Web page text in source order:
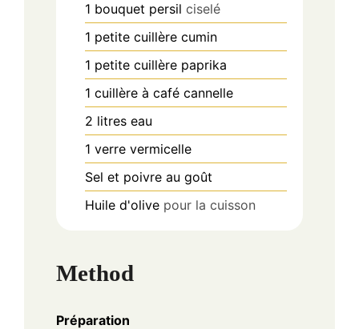
1 bouquet persil ciselé
1 petite cuillère cumin
1 petite cuillère paprika
1 cuillère à café cannelle
2 litres eau
1 verre vermicelle
Sel et poivre au goût
Huile d'olive pour la cuisson
Method
Préparation